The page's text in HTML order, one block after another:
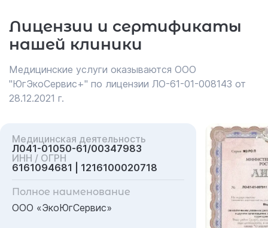
Лицензии и сертификаты
нашей клиники
Медицинские услуги оказываются ООО
"ЮгЭкоСервис+" по лицензии ЛО-61-01-008143 от
28.12.2021 г.
Медицинская деятельность
Л041-01050-61/00347983
ИНН / ОГРН
6161094681 | 1216100020718
Полное наименование
ООО «ЭкоЮгСервис»